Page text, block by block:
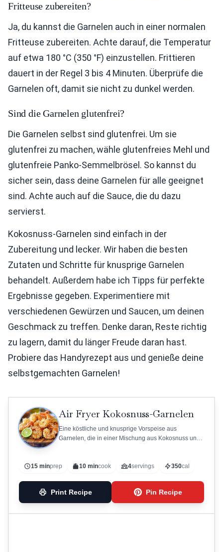
Fritteuse zubereiten?
Ja, du kannst die Garnelen auch in einer normalen
Fritteuse zubereiten. Achte darauf, die Temperatur
auf etwa 180 °C (350 °F) einzustellen. Frittieren
dauert in der Regel 3 bis 4 Minuten. Überprüfe die
Garnelen oft, damit sie nicht zu dunkel werden.
Sind die Garnelen glutenfrei?
Die Garnelen selbst sind glutenfrei. Um sie
glutenfrei zu machen, wähle glutenfreies Mehl und
glutenfreie Panko-Semmelbrösel. So kannst du
sicher sein, dass deine Garnelen für alle geeignet
sind. Achte auch auf die Sauce, die du dazu
servierst.
Kokosnuss-Garnelen sind einfach in der
Zubereitung und lecker. Wir haben die besten
Zutaten und Schritte für knusprige Garnelen
behandelt. Außerdem habe ich Tipps für perfekte
Ergebnisse gegeben. Experimentiere mit
verschiedenen Gewürzen und Saucen, um deinen
Geschmack zu treffen. Denke daran, Reste richtig
zu lagern, damit du länger Freude daran hast.
Probiere das Handyrezept aus und genieße deine
selbstgemachten Garnelen!
Air Fryer Kokosnuss-Garnelen
Eine köstliche und knusprige Vorspeise aus
Garnelen, die in einer Mischung aus Kokosnuss und
15 minprep 10 mincook 4servings 350cal
Print Recipe Pin Recipe